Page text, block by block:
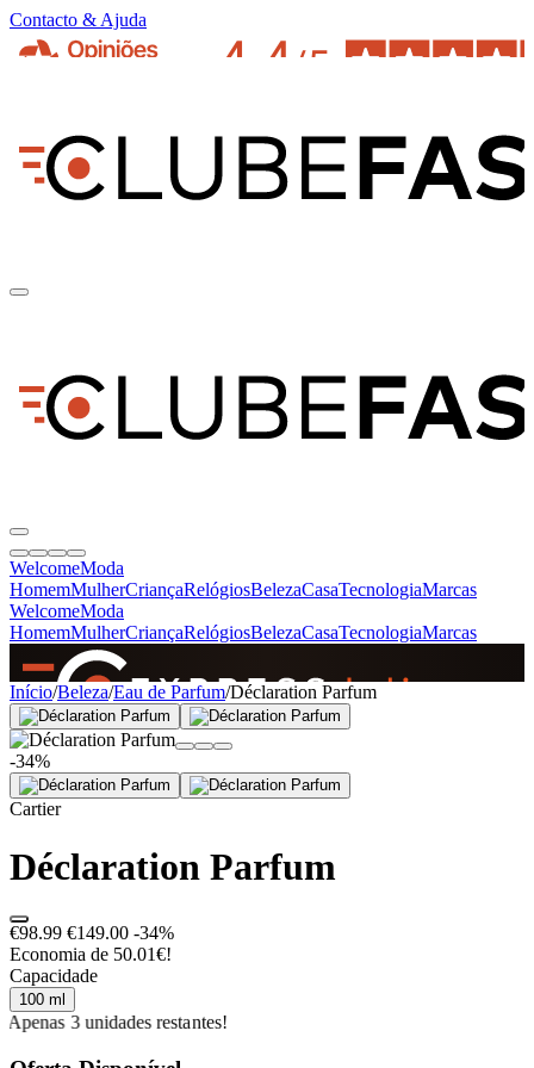
Contacto & Ajuda
WelcomeModa
HomemMulherCriançaRelógiosBelezaCasaTecnologiaMarcas
WelcomeModa
HomemMulherCriançaRelógiosBelezaCasaTecnologiaMarcas
SINCE 2005
+de 36.000 reviews
Início/Beleza/Eau de Parfum/Déclaration Parfum
-34%
Cartier
Déclaration Parfum
€98.99 €149.00 -34%
Economia de 50.01€!
Capacidade
100 ml
Apenas 3 unidades restantes!